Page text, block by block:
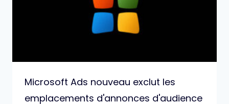
Microsoft Ads nouveau exclut les
emplacements d'annonces d'audience